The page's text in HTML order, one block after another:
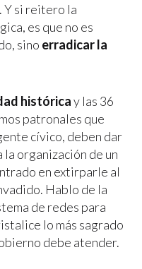
Y si reitero la
es que no es
sino erradicar la
históricay las 36
patronales que
cívico, deben dar
la organización de un
en extirparle al
Hablo de la
de redes para
lo más sagrado
debe atender.